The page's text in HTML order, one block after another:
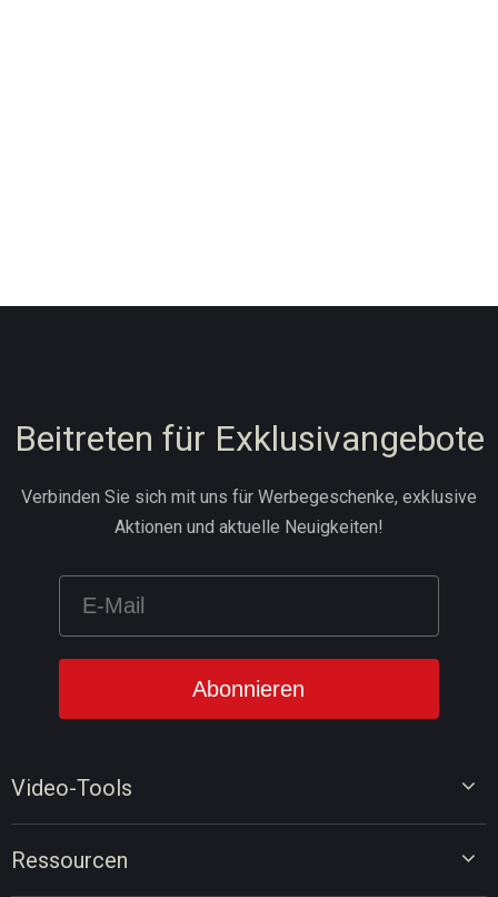
Video-Tools
Ressourcen
Beitreten für Exklusivangebote
Verbinden Sie sich mit uns für Werbegeschenke, exklusive
Aktionen und aktuelle Neuigkeiten!